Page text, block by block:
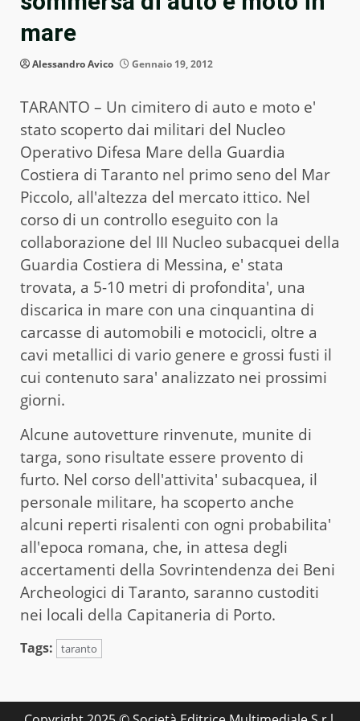
mare
Alessandro Avico Gennaio 19, 2012
TARANTO – Un cimitero di auto e moto e'
stato scoperto dai militari del Nucleo
Operativo Difesa Mare della Guardia
Costiera di Taranto nel primo seno del Mar
Piccolo, all'altezza del mercato ittico. Nel
corso di un controllo eseguito con la
collaborazione del III Nucleo subacquei della
Guardia Costiera di Messina, e' stata
trovata, a 5-10 metri di profondita', una
discarica in mare con una cinquantina di
carcasse di automobili e motocicli, oltre a
cavi metallici di vario genere e grossi fusti il
cui contenuto sara' analizzato nei prossimi
giorni.
Alcune autovetture rinvenute, munite di
targa, sono risultate essere provento di
furto. Nel corso dell'attivita' subacquea, il
personale militare, ha scoperto anche
alcuni reperti risalenti con ogni probabilita'
all'epoca romana, che, in attesa degli
accertamenti della Sovrintendenza dei Beni
Archeologici di Taranto, saranno custoditi
nei locali della Capitaneria di Porto.
Tags: taranto